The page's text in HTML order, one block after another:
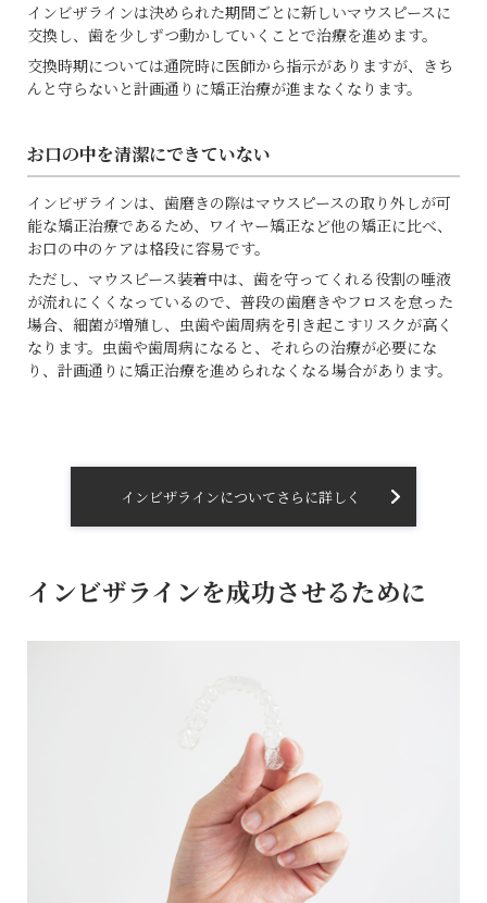
インビザラインは決められた期間ごとに新しいマウスピースに
交換し、歯を少しずつ動かしていくことで治療を進めます。
交換時期については通院時に医師から指示がありますが、きち
んと守らないと計画通りに矯正治療が進まなくなります。
お口の中を清潔にできていない
インビザラインは、歯磨きの際はマウスピースの取り外しが可
能な矯正治療であるため、ワイヤー矯正など他の矯正に比べ、
お口の中のケアは格段に容易です。
ただし、マウスピース装着中は、歯を守ってくれる役割の唾液
が流れにくくなっているので、普段の歯磨きやフロスを怠った
場合、細菌が増殖し、虫歯や歯周病を引き起こすリスクが高く
なります。虫歯や歯周病になると、それらの治療が必要にな
り、計画通りに矯正治療を進められなくなる場合があります。
インビザラインについてさらに詳しく
インビザラインを成功させるために